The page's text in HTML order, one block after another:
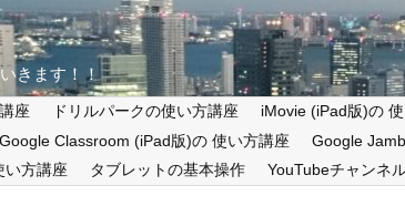
きます！！
座 ドリルパークの使い方講座 iMovie (iPad版)の
Google Classroom (iPad版)の 使い方講座 Google
い方講座 タブレットの基本操作 YouTubeチャンネ